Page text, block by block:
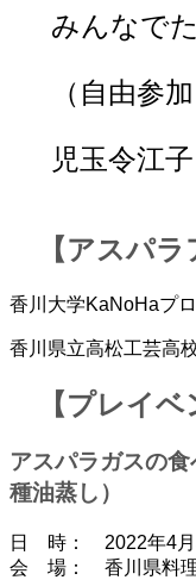
みんなで
（自由参加
児玉令江
【アスパラ
香川大学KaNoHaプ
香川県立高松工芸高
【プレイベ
アスパラガスの
種油蒸し）
日 時： 2022年4
会 場： 香川県料